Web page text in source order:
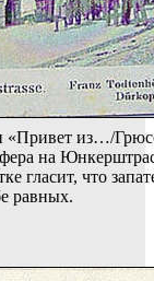
«Привет из…/
на
гласит, что
равных.